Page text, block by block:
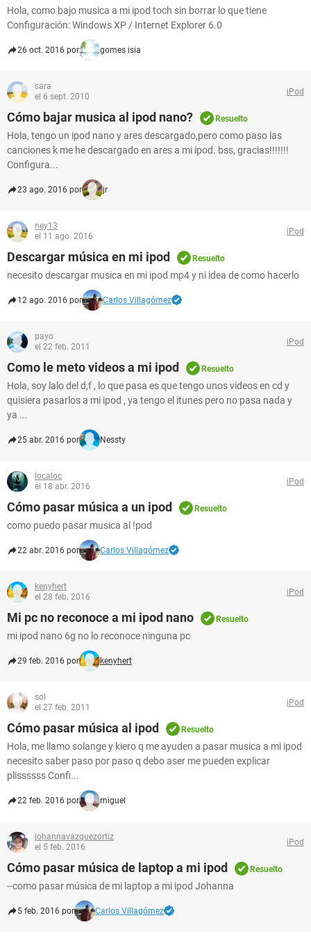
Hola, como bajo musica a mi ipod toch sin borrar lo que tiene
Configuración: Windows XP / Internet Explorer 6.0
26 oct. 2016 por gomes isia
sara
el 6 sept. 2010
iPod
Cómo bajar musica al ipod nano? Resuelto
Hola, tengo un ipod nano y ares descargado,pero como paso las
canciones k me he descargado en ares a mi ipod. bss, gracias!!!!!!!
Configura...
23 ago. 2016 por jr
ney13
el 11 ago. 2016
iPod
Descargar música en mi ipod Resuelto
necesito descargar musica en mi ipod mp4 y ni idea de como hacerlo
12 ago. 2016 por Carlos Villagómez
payo
el 22 feb. 2011
iPod
Como le meto videos a mi ipod Resuelto
Hola, soy lalo del d,f , lo que pasa es que tengo unos videos en cd y
quisiera pasarlos a mi ipod , ya tengo el itunes pero no pasa nada y
ya ...
25 abr. 2016 por Nessty
localoc
el 18 abr. 2016
iPod
Cómo pasar música a un ipod Resuelto
como puedo pasar musica al !pod
22 abr. 2016 por Carlos Villagómez
kenyhert
el 28 feb. 2016
iPod
Mi pc no reconoce a mi ipod nano Resuelto
mi ipod nano 6g no lo reconoce ninguna pc
29 feb. 2016 por kenyhert
sol
el 27 feb. 2011
iPod
Cómo pasar música al ipod Resuelto
Hola, me llamo solange y kiero q me ayuden a pasar musica a mi ipod
necesito saber paso por paso q debo aser me pueden explicar
plissssss Confi...
22 feb. 2016 por miguel
johannavazquezortiz
el 5 feb. 2016
iPod
Cómo pasar música de laptop a mi ipod Resuelto
--como pasar música de mi laptop a mi ipod Johanna
5 feb. 2016 por Carlos Villagómez